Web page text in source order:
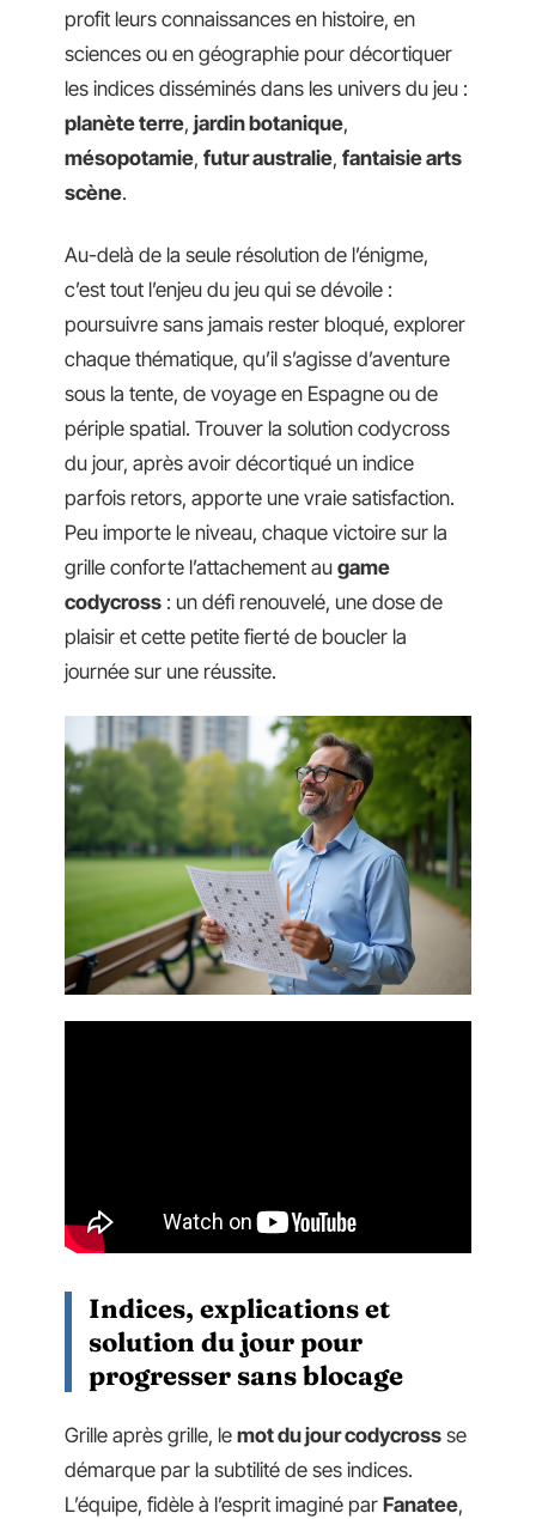
profit leurs connaissances en histoire, en
sciences ou en géographie pour décortiquer
les indices disséminés dans les univers du jeu :
planète terre, jardin botanique,
mésopotamie, futur australie, fantaisie arts
scène.
Au-delà de la seule résolution de l’énigme,
c’est tout l’enjeu du jeu qui se dévoile :
poursuivre sans jamais rester bloqué, explorer
chaque thématique, qu’il s’agisse d’aventure
sous la tente, de voyage en Espagne ou de
périple spatial. Trouver la solution codycross
du jour, après avoir décortiqué un indice
parfois retors, apporte une vraie satisfaction.
Peu importe le niveau, chaque victoire sur la
grille conforte l’attachement au game
codycross : un défi renouvelé, une dose de
plaisir et cette petite fierté de boucler la
journée sur une réussite.
Indices, explications et
solution du jour pour
progresser sans blocage
Grille après grille, le mot du jour codycross se
démarque par la subtilité de ses indices.
L’équipe, fidèle à l’esprit imaginé par Fanatee,